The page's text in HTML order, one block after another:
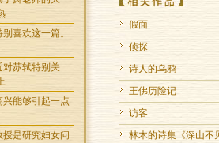
别喜欢这一篇。
对苏轼特别关
兴能够引起一点
授是研究妇女问
假面
侦探
诗人的乌鸦
王佛历险记
访客
林木的诗集《深山不